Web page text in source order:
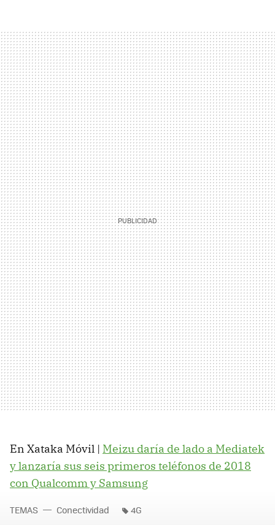
En Xataka Móvil | Meizu daría de lado a Mediatek
y lanzaría sus seis primeros teléfonos de 2018
con Qualcomm y Samsung
TEMAS Conectividad 4G